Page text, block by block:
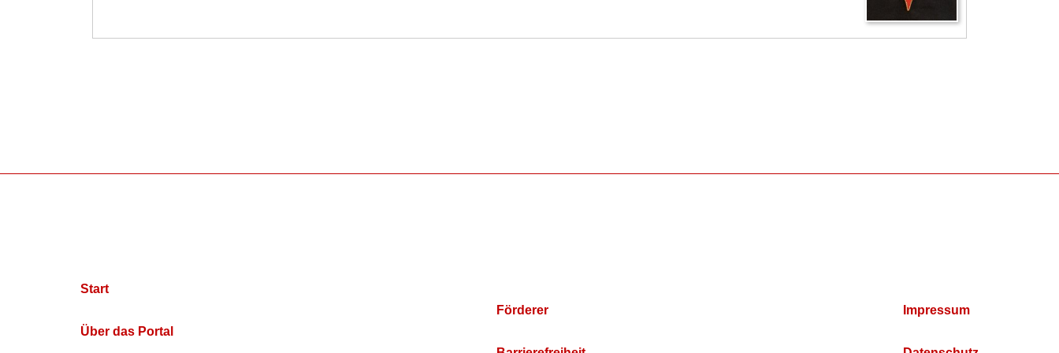
Start
Über das Portal
Förderer Impressum